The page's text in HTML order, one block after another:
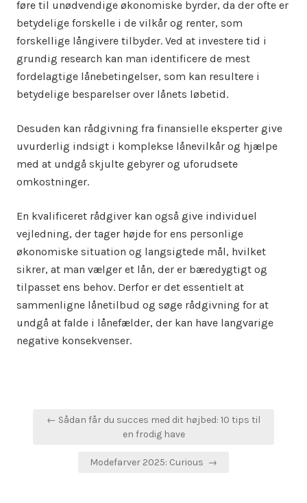
føre til unødvendige økonomiske byrder, da der ofte er
betydelige forskelle i de vilkår og renter, som
forskellige långivere tilbyder. Ved at investere tid i
grundig research kan man identificere de mest
fordelagtige lånebetingelser, som kan resultere i
betydelige besparelser over lånets løbetid.
Desuden kan rådgivning fra finansielle eksperter give
uvurderlig indsigt i komplekse lånevilkår og hjælpe
med at undgå skjulte gebyrer og uforudsete
omkostninger.
En kvalificeret rådgiver kan også give individuel
vejledning, der tager højde for ens personlige
økonomiske situation og langsigtede mål, hvilket
sikrer, at man vælger et lån, der er bæredygtigt og
tilpasset ens behov. Derfor er det essentielt at
sammenligne lånetilbud og søge rådgivning for at
undgå at falde i lånefælder, der kan have langvarige
negative konsekvenser.
Indlægsnavigation
← Sådan får du succes med dit højbed: 10 tips til
en frodig have
Modefarver 2025: Curious →